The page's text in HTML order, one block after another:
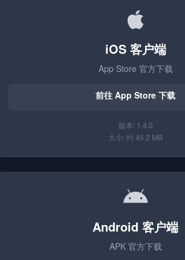
iOS 客户端
App Store 官方下载
前往 App Store 下载
版本: 1.4.0
大小: 约 45.2 MB
Android 客户端
APK 官方下载